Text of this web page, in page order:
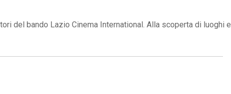
del bando Lazio Cinema International. Alla scoperta di luoghi e